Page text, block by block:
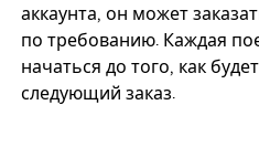
аккаунта, он может
по требованию. Каждая
начаться до того, как
следующий заказ.